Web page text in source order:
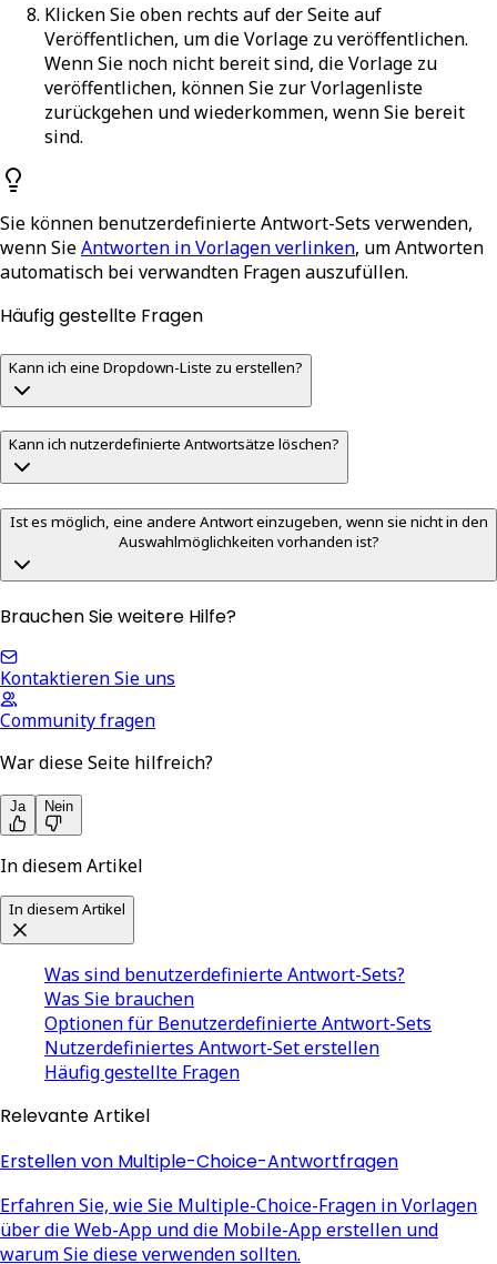
Klicken Sie oben rechts auf der Seite auf
Veröffentlichen, um die Vorlage zu veröffentlichen.
Wenn Sie noch nicht bereit sind, die Vorlage zu
veröffentlichen, können Sie zur Vorlagenliste
zurückgehen und wiederkommen, wenn Sie bereit
sind.
Sie können benutzerdefinierte Antwort-Sets verwenden,
wenn SieAntworten in Vorlagen verlinken, um Antworten
automatisch bei verwandten Fragen auszufüllen.
Häufig gestellte Fragen
Kann ich eine Dropdown-Liste zu erstellen?
Kann ich nutzerdefinierte Antwortsätze löschen?
Ist es möglich, eine andere Antwort einzugeben, wenn sie nicht in den
Auswahlmöglichkeiten vorhanden ist?
Brauchen Sie weitere Hilfe?
Kontaktieren Sie uns
Community fragen
War diese Seite hilfreich?
Ja Nein
In diesem Artikel
In diesem Artikel
Was sind benutzerdefinierte Antwort-Sets?
Was Sie brauchen
Optionen für Benutzerdefinierte Antwort-Sets
Nutzerdefiniertes Antwort-Set erstellen
Häufig gestellte Fragen
Relevante Artikel
Erstellen von Multiple-Choice-Antwortfragen
Erfahren Sie, wie Sie Multiple-Choice-Fragen in Vorlagen
über die Web-App und die Mobile-App erstellen und
warum Sie diese verwenden sollten.